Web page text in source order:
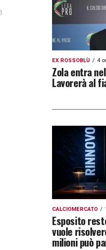
EX ROSSOBLÙ 4
Zola entra
Lavorerà al
CALCIOMERCATO
Esposito
vuole
milioni può